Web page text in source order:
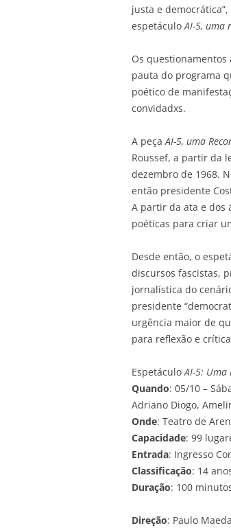
justa e
espetáculoAI-5, uma
Os questionamentos
pauta do programa
poético de
convidadxs.
A peça AI-5, uma
Roussef, a partir da
dezembro de 1968.
então presidente
A partir da ata e dos
poéticas para criar
Desde então, o
discursos fascistas,
jornalística do
presidente
urgência maior de
para reflexão e
EspetáculoAI-5: Uma
Quando: 05/10 –
Adriano Diogo,
Onde: Teatro de
Capacidade: 99
Entrada: Ingresso
Classificação: 14
Duração: 100
Direção: Paulo Maeda